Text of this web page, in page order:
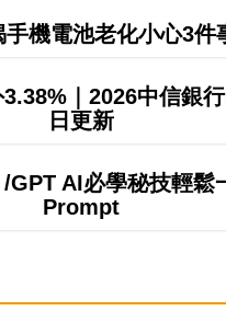
機電池老化小心3件
｜2026中信銀
日更新
AI必學秘技輕鬆
Prompt